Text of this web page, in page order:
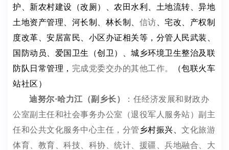
护、新农村建设（改厕）、农田水利、土地流转、异地
土地资产管理、河长制、林长制、 信访 、宅改、产权制
度改革、安居富民、小区办证相关等，分管人民武装、
国防动员、爱国卫生（创卫）、城乡环境卫生整治及联
防队日常管理， 完成党委交办的其他工作。
（包联火车
站社区）
迪努尔·哈力江（副乡长） ： 任经济发展和财政办
公室副主任和社会事务办公室（退役军人服务站）副主
任和公共文化服务中心主任， 分管 乡村振兴、 文化旅游
体育、教育、科技、科协、统计
援疆 、兵地融合、大